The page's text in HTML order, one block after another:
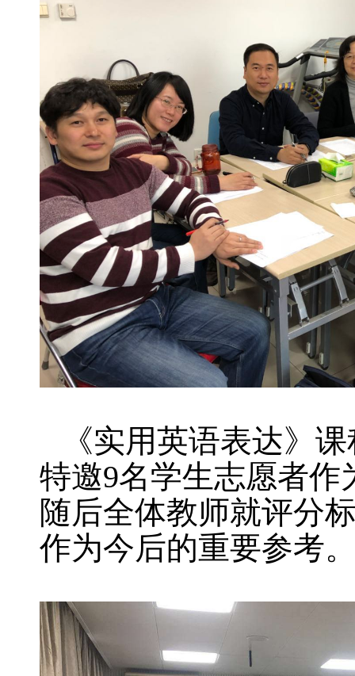
《实用英语表达》
特邀9名学生志愿者作
随后全体教师就评分
作为今后的重要参考